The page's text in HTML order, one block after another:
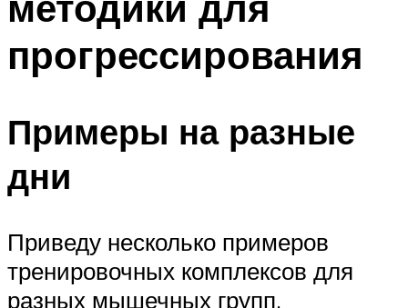
прогрессирования
Примеры на разные
дни
Приведу несколько примеров
тренировочных комплексов для
разных мышечных групп.